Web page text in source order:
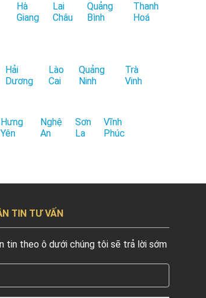
Hà
Giang
Lai
Châu
Quảng
Bình
Thanh
Hoá
Hải
Dương
Lào
Cai
Quảng
Ninh
Trà
Vinh
Hưng
Yên
Nghệ
An
Sơn
La
Vĩnh
Phúc
TIN TƯ VẤN
tin theo ô dưới chúng tôi sẽ trả lời sớm